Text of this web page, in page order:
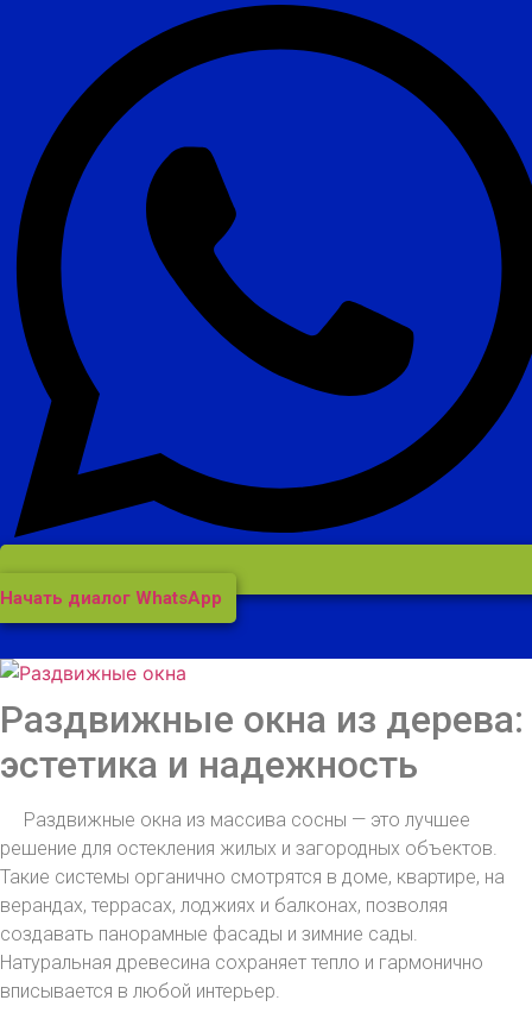
Начать диалог WhatsApp
Раздвижные окна из дерева:
эстетика и надежность
Раздвижные окна из массива сосны — это лучшее
решение для остекления жилых и загородных объектов.
Такие системы органично смотрятся в доме, квартире, на
верандах, террасах, лоджиях и балконах, позволяя
создавать панорамные фасады и зимние сады.
Натуральная древесина сохраняет тепло и гармонично
вписывается в любой интерьер.